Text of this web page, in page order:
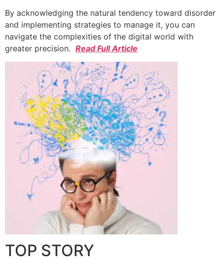
By acknowledging the natural tendency toward disorder
and implementing strategies to manage it, you can
navigate the complexities of the digital world with
greater precision. Read Full Article
TOP STORY